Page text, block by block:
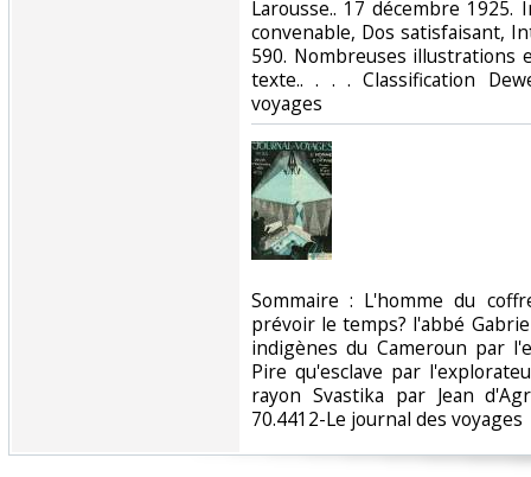
‎Larousse.. 17 décembre 1925.
convenable, Dos satisfaisant,
590. Nombreuses
texte.. . . . Classification
voyages‎
‎Sommaire : L'homme du
prévoir le temps? l'abbé
indigènes du Cameroun par
Pire qu'esclave par
rayon Svastika par Jean
70.4412-Le journal des voyages‎